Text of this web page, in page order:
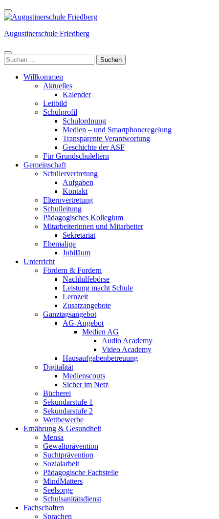
Weiter
zum
(Enter
Augustinerschule Friedberg
Suchen
nach:
Willkommen
Aktuelles
Kalender
Leitbild
Schulprofil
Schulordnung
Medien – und Smartphoneregelung
Transparente Verantwortung
Geschichte der ASF
Für Grundschuleltern
Gemeinschaft
Schülervertretung
Aufgaben
Kontakt
Elternvertretung
Schulleitung
Pädagogisches Kollegium
Mitarbeiterinnen und Mitarbeiter
Sekretariat
Ehemalige
Jubiläum
Unterricht
Fördern & Fordern
Nachhilfebörse
Leistung macht Schule
Lernzeit
Zusatzangebote
Ganztagsangebot
AG-Angebot
Medien AG
Audio Academy
Video Academy
Hausaufgabenbetreuung
Digitalität
Medienscouts
Sicher im Netz
Bücherei
Sekundarstufe 1
Sekundarstufe 2
Wettbewerbe
Ernährung & Gesundheit
Mensa
Gewaltprävention
Suchtprävention
Sozialarbeit
Pädagogische Fachstelle
MindMatters
Seelsorge
Schulsanitätsdienst
Fachschaften
Sprachen